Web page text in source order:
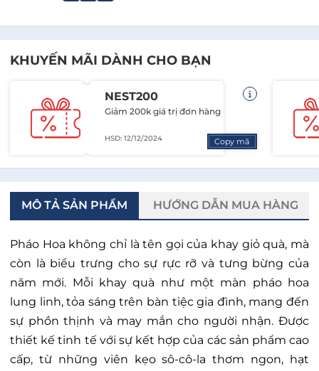
KHUYẾN MÃI DÀNH CHO BẠN
NEST200
Giảm 200k giá trị đơn hàng
HSD: 12/12/2024 Copy mã
MÔ TẢ SẢN PHẨM HƯỚNG DẪN MUA HÀNG
Pháo Hoa không chỉ là tên gọi của khay giỏ quà, mà
còn là biểu trưng cho sự rực rỡ và tưng bừng của
năm mới. Mỗi khay quà như một màn pháo hoa
lung linh, tỏa sáng trên bàn tiệc gia đình, mang đến
sự phồn thịnh và may mắn cho người nhận. Được
thiết kế tinh tế với sự kết hợp của các sản phẩm cao
cấp, từ những viên kẹo sô-cô-la thơm ngon, hạt